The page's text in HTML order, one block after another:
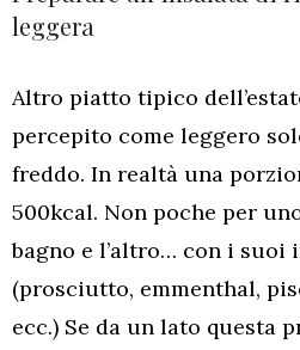
leggera
Altro piatto tipico
percepito come leggero
freddo. In realtà una
500kcal. Non poche per
bagno e l’altro… con i suoi
(prosciutto, emmenthal,
ecc.) Se da un lato questa